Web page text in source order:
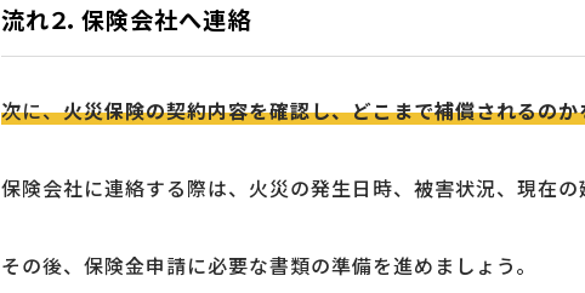
流れ２．保険会社へ連絡
次に、火災保険の契約内容を確認し、どこまで補償されるの
保険会社に連絡する際は、火災の発生日時、被害状況、現在の
その後、保険金申請に必要な書類の準備を進めましょう。